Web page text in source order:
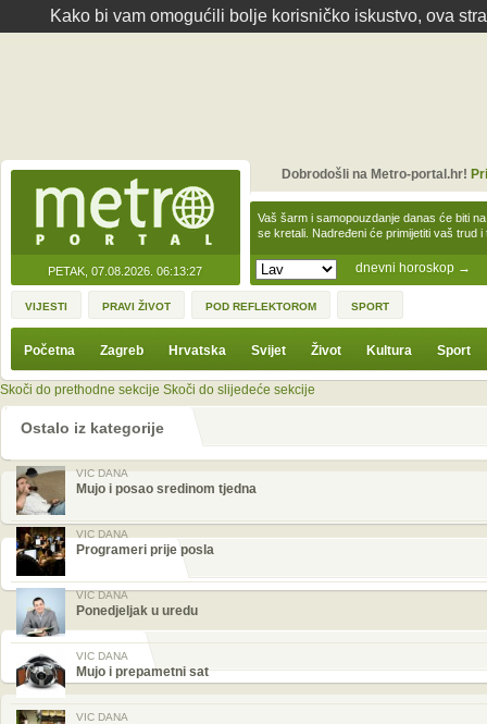
Kako bi vam omogućili bolje korisničko iskustvo, ova
PETAK, 07.08.2026. 06:13:27 dnevni horoskop →
Vaš šarm i samopouzdanje danas će biti
se kretali. Nadređeni će primijetiti vaš trud
Dobrodošli na Metro-portal.hr!
VIJESTI PRAVI ŽIVOT POD REFLEKTOROM SPORT
Početna Zagreb Hrvatska Svijet Život Kultura Sport
Skoči do prethodne sekcije Skoči do slijedeće sekcije
Ostalo iz kategorije
VIC DANA
Mujo i posao sredinom tjedna
VIC DANA
Programeri prije posla
VIC DANA
Ponedjeljak u uredu
VIC DANA
Mujo i prepametni sat
VIC DANA